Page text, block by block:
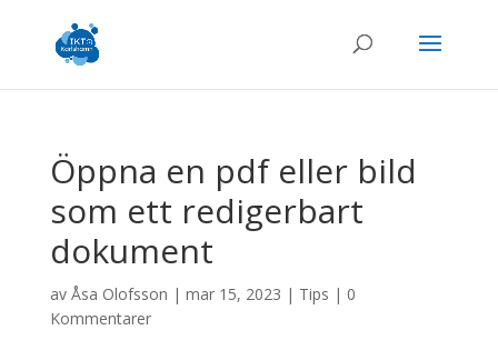
Öppna en pdf eller bild
som ett redigerbart
dokument
av Åsa Olofsson | mar 15, 2023 | Tips | 0
Kommentarer